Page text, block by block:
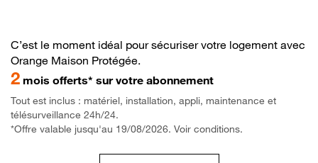
C’est le moment idéal pour sécuriser votre logement avec
Orange Maison Protégée.
2 mois offerts* sur votre abonnement
Tout est inclus : matériel, installation, appli, maintenance et
télésurveillance 24h/24.
*Offre valable jusqu'au 19/08/2026. Voir conditions.